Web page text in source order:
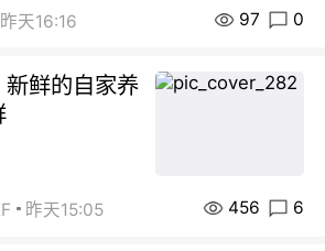
昨天16:16 97 0
鲜的自家养
昨天15:05 456 6